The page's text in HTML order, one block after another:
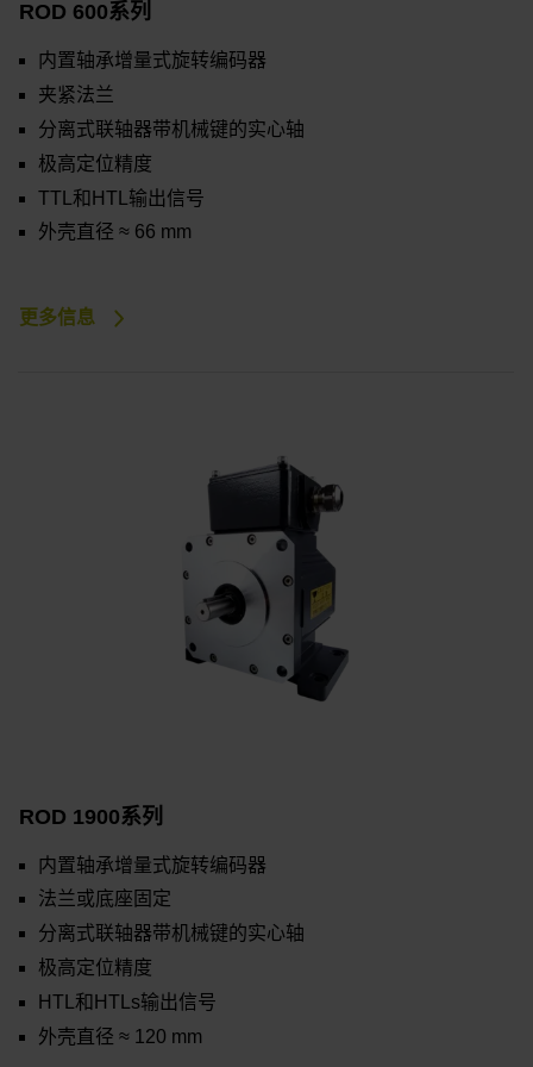
ROD 600系列
内置轴承增量式旋转编码器
夹紧法兰
分离式联轴器带机械键的实心轴
极高定位精度
TTL和HTL输出信号
外壳直径 ≈ 66 mm
更多信息
ROD 1900系列
内置轴承增量式旋转编码器
法兰或底座固定
分离式联轴器带机械键的实心轴
极高定位精度
HTL和HTLs输出信号
外壳直径 ≈ 120 mm